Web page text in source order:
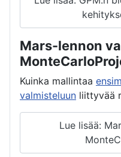
Mars-lennon
Kuinka mallintaa
valmisteluun liittyvää
Lue lisää: